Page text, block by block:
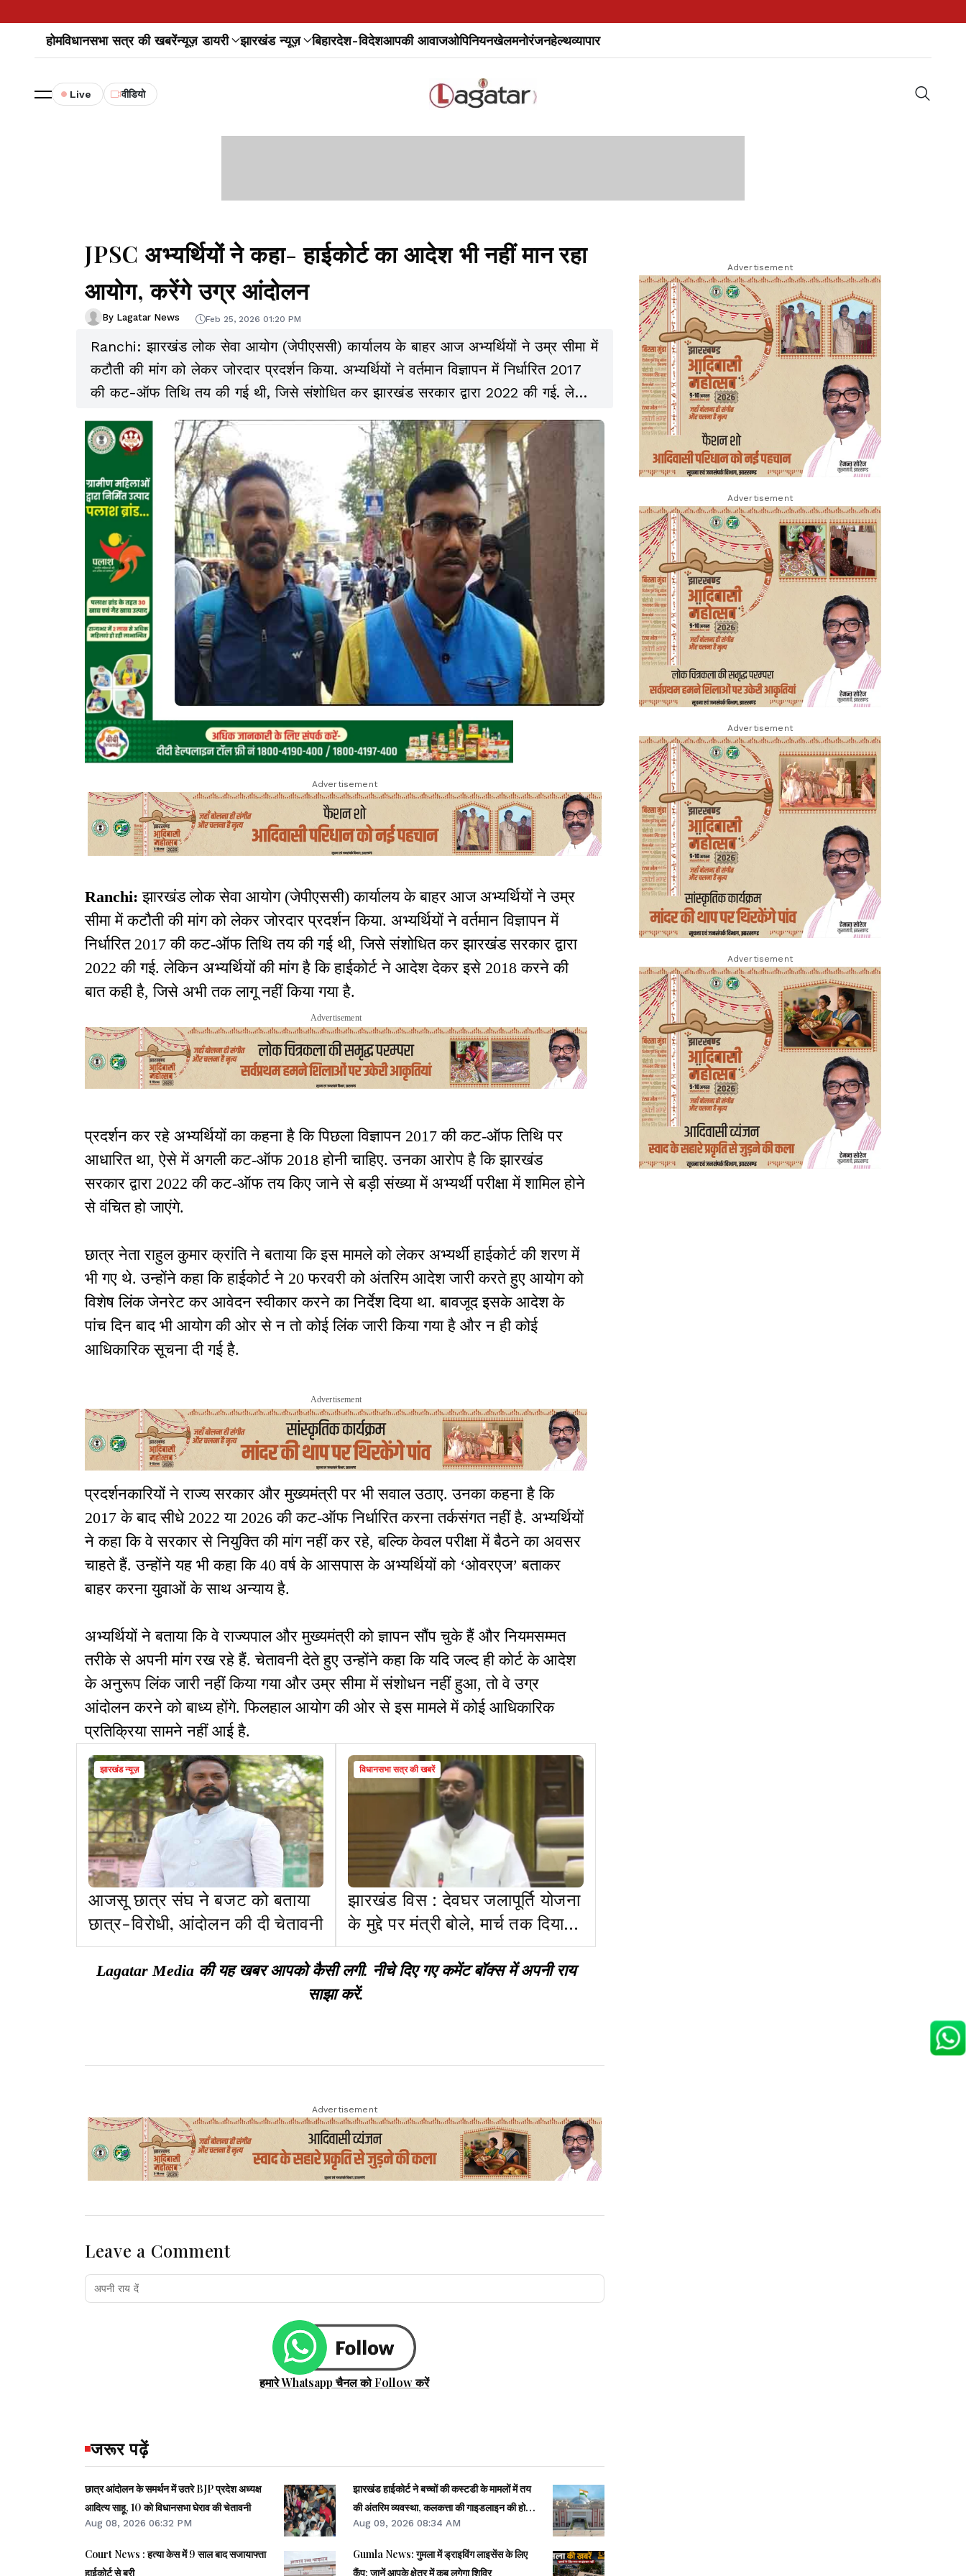
होमविधानसभा सत्र की खबरेंन्यूज़ डायरी झारखंड न्यूज़ बिहारदेश-विदेशआपकी आवाजओपिनियनखेलमनोरंजनहेल्थव्यापार
Live वीडियो
JPSC अभ्यर्थियों ने कहा- हाईकोर्ट का आदेश भी नहीं मान रहा
आयोग, करेंगे उग्र आंदोलन
By Lagatar News Feb 25, 2026 01:20 PM
Ranchi: झारखंड लोक सेवा आयोग (जेपीएससी) कार्यालय के बाहर आज अभ्यर्थियों ने उम्र सीमा में
कटौती की मांग को लेकर जोरदार प्रदर्शन किया. अभ्यर्थियों ने वर्तमान विज्ञापन में निर्धारित 2017
की कट-ऑफ तिथि तय की गई थी, जिसे संशोधित कर झारखंड सरकार द्वारा 2022 की गई. लेकिन
अभ्यर्थियों की मांग है कि हाईकोर्ट ने आदेश देकर इसे 2018 करने की बात कही है, जिसे अभी तक
लागू नहीं किया गया है.
Advertisement
Ranchi: झारखंड लोक सेवा आयोग (जेपीएससी) कार्यालय के बाहर आज अभ्यर्थियों ने उम्र
सीमा में कटौती की मांग को लेकर जोरदार प्रदर्शन किया. अभ्यर्थियों ने वर्तमान विज्ञापन में
निर्धारित 2017 की कट-ऑफ तिथि तय की गई थी, जिसे संशोधित कर झारखंड सरकार द्वारा
2022 की गई. लेकिन अभ्यर्थियों की मांग है कि हाईकोर्ट ने आदेश देकर इसे 2018 करने की
बात कही है, जिसे अभी तक लागू नहीं किया गया है.
Advertisement
प्रदर्शन कर रहे अभ्यर्थियों का कहना है कि पिछला विज्ञापन 2017 की कट-ऑफ तिथि पर
आधारित था, ऐसे में अगली कट-ऑफ 2018 होनी चाहिए. उनका आरोप है कि झारखंड
सरकार द्वारा 2022 की कट-ऑफ तय किए जाने से बड़ी संख्या में अभ्यर्थी परीक्षा में शामिल होने
से वंचित हो जाएंगे.
छात्र नेता राहुल कुमार क्रांति ने बताया कि इस मामले को लेकर अभ्यर्थी हाईकोर्ट की शरण में
भी गए थे. उन्होंने कहा कि हाईकोर्ट ने 20 फरवरी को अंतरिम आदेश जारी करते हुए आयोग को
विशेष लिंक जेनरेट कर आवेदन स्वीकार करने का निर्देश दिया था. बावजूद इसके आदेश के
पांच दिन बाद भी आयोग की ओर से न तो कोई लिंक जारी किया गया है और न ही कोई
आधिकारिक सूचना दी गई है.
Advertisement
प्रदर्शनकारियों ने राज्य सरकार और मुख्यमंत्री पर भी सवाल उठाए. उनका कहना है कि
2017 के बाद सीधे 2022 या 2026 की कट-ऑफ निर्धारित करना तर्कसंगत नहीं है. अभ्यर्थियों
ने कहा कि वे सरकार से नियुक्ति की मांग नहीं कर रहे, बल्कि केवल परीक्षा में बैठने का अवसर
चाहते हैं. उन्होंने यह भी कहा कि 40 वर्ष के आसपास के अभ्यर्थियों को ‘ओवरएज’ बताकर
बाहर करना युवाओं के साथ अन्याय है.
अभ्यर्थियों ने बताया कि वे राज्यपाल और मुख्यमंत्री को ज्ञापन सौंप चुके हैं और नियमसम्मत
तरीके से अपनी मांग रख रहे हैं. चेतावनी देते हुए उन्होंने कहा कि यदि जल्द ही कोर्ट के आदेश
के अनुरूप लिंक जारी नहीं किया गया और उम्र सीमा में संशोधन नहीं हुआ, तो वे उग्र
आंदोलन करने को बाध्य होंगे. फिलहाल आयोग की ओर से इस मामले में कोई आधिकारिक
प्रतिक्रिया सामने नहीं आई है.
झारखंड न्यूज़
आजसू छात्र संघ ने बजट को बताया
छात्र-विरोधी, आंदोलन की दी चेतावनी
विधानसभा सत्र की खबरें
झारखंड विस : देवघर जलापूर्ति योजना
के मुद्दे पर मंत्री बोले, मार्च तक दिया
गया है अवधि विस्तार
Lagatar Media की यह खबर आपको कैसी लगी. नीचे दिए गए कमेंट बॉक्स में अपनी राय
साझा करें.
Advertisement
Leave a Comment
हमारे Whatsapp चैनल को Follow करें
जरूर पढ़ें
छात्र आंदोलन के समर्थन में उतरे BJP प्रदेश अध्यक्ष
आदित्य साहू, 10 को विधानसभा घेराव की चेतावनी
Aug 08, 2026 06:32 PM
Court News : हत्या केस में 9 साल बाद सजायाफ्ता
हाईकोर्ट से बरी
झारखंड हाईकोर्ट ने बच्चों की कस्टडी के मामलों में तय
की अंतरिम व्यवस्था, कलकत्ता की गाइडलाइन की होगी
लागू
Aug 09, 2026 08:34 AM
Gumla News: गुमला में ड्राइविंग लाइसेंस के लिए
कैंप: जानें आपके क्षेत्र में कब लगेगा शिविर
Advertisement
Advertisement
Advertisement
Advertisement